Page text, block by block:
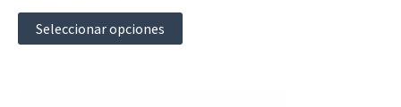
precios:
desde
Seleccionar opciones
Este
producto